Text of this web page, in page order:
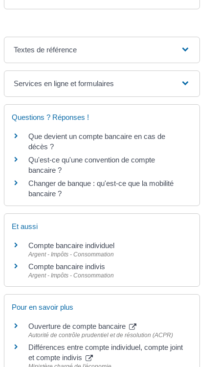
Textes de référence
Services en ligne et formulaires
Questions ? Réponses !
Que devient un compte bancaire en cas de
décès ?
Qu'est-ce qu'une convention de compte
bancaire ?
Changer de banque : qu'est-ce que la mobilité
bancaire ?
Et aussi
Compte bancaire individuel
Argent - Impôts - Consommation
Compte bancaire indivis
Argent - Impôts - Consommation
Pour en savoir plus
Ouverture de compte bancaire
Autorité de contrôle prudentiel et de résolution (ACPR)
Différences entre compte individuel, compte joint
et compte indivis